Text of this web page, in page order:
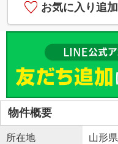
お気に入り追加
物件概要
所在地 山形県